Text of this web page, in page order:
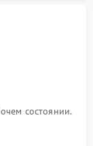
состоянии.